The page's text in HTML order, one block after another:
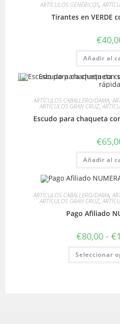
ARTÍCULOS GENÉRICOS,
Tirantes en VERDE
€
Añadir al
rápida
ARTÍCULOS CABALLERO/DAMA,
ARTÍCULOS GRAN CRUZ,
Escudo para chaqueta
€
Añadir al
ARTÍCULOS CABALLERO/DAMA,
ARTÍCULOS GRAN CRUZ,
Pago Afiliado
€80,00 - €
Seleccionar